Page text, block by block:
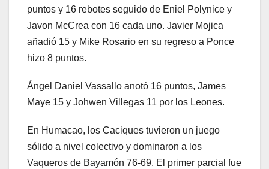
puntos y 16 rebotes seguido de Eniel Polynice y
Javon McCrea con 16 cada uno. Javier Mojica
añadió 15 y Mike Rosario en su regreso a Ponce
hizo 8 puntos.
Ángel Daniel Vassallo anotó 16 puntos, James
Maye 15 y Johwen Villegas 11 por los Leones.
En Humacao, los Caciques tuvieron un juego
sólido a nivel colectivo y dominaron a los
Vaqueros de Bayamón 76-69. El primer parcial fue